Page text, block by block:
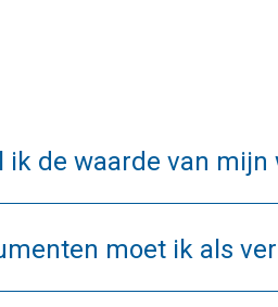
ik de waarde van mijn
moet ik als